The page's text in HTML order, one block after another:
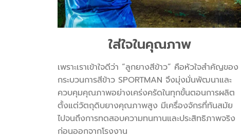
ใส่ใจในคุณภาพ
เพราะเราเข้าใจดีว่า “ลูกยางสีข้าว” คือหัวใจสำคัญของ
กระบวนการสีข้าว SPORTMAN จึงมุ่งมั่นพัฒนาและ
ควบคุมคุณภาพอย่างเคร่งครัดในทุกขั้นตอนการผลิต
ตั้งแต่วัตถุดิบยางคุณภาพสูง มีเครื่องจักรที่ทันสมัย
ไปจนถึงการทดสอบความทนทานและประสิทธิภาพจริง
ก่อนออกจากโรงงาน